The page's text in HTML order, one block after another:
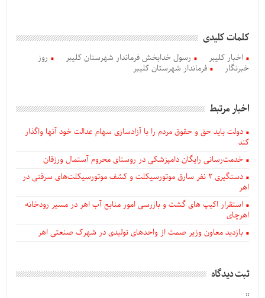
کلمات کلیدی
اخبار کلیبر رسول خدابخش فرماندار شهرستان کلیبر
روز
خبرنگار
فرماندار شهرستان کلیبر
اخبار مرتبط
دولت باید حق و حقوق مردم را با آزادسازی سهام عدالت خود آنها واگذار
کند
خدمت‌رسانی رایگان دامپزشکی در روستای محروم آستمال ورزقان
دستگيری ۲ نفر سارق موتورسیکلت و کشف موتورسیکلت‌های سرقتی در
اهر
استقرار اکیپ های گشت و بازرسی امور منابع آب اهر در مسیر رودخانه
اهرچای
بازدید معاون وزیر صمت از واحدهای تولیدی در شهرک صنعتی اهر
ثبت دیدگاه